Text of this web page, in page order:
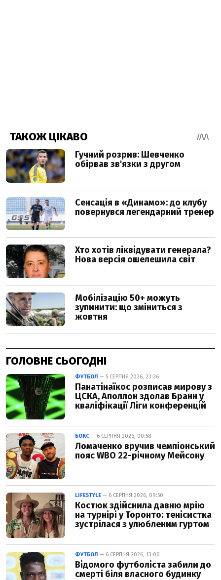
ГОЛОВНЕ СЬОГОДНІ
ФУТБОЛ — 5 СЕРПНЯ 2026, 23:26
Панатінаїкос розписав мирову з
ЦСКА, Аполлон здолав Бранн у
кваліфікації Ліги конференцій
БОКС — 6 СЕРПНЯ 2026, 00:58
Ломаченко вручив чемпіонський
пояс WBO 22-річному Мейсону
LIFESTYLE — 6 СЕРПНЯ 2026, 09:50
Костюк здійснила давню мрію
на турнірі у Торонто: тенісистка
зустрілася з улюбленим гуртом
ФУТБОЛ — 6 СЕРПНЯ 2026, 13:00
Відомого футболіста забили до
смерті біля власного будинку